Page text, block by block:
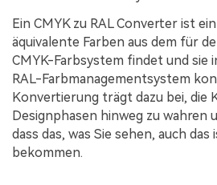
Ein CMYK zu RAL Converter ist
äquivalente Farben aus dem für
CMYK-Farbsystem findet und sie
RAL-Farbmanagementsystem
Konvertierung trägt dazu bei, die
Designphasen hinweg zu wahren
dass das, was Sie sehen, auch das
bekommen.